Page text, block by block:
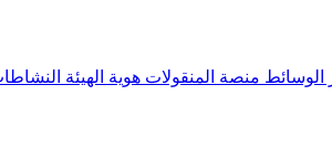
الوسائط منصة المنقولات هوية الهيئة